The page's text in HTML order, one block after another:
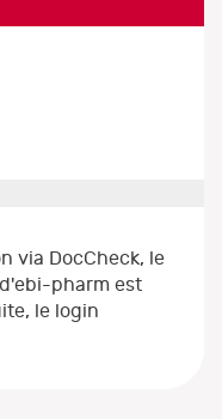
via DocCheck, le
pharm est
le login